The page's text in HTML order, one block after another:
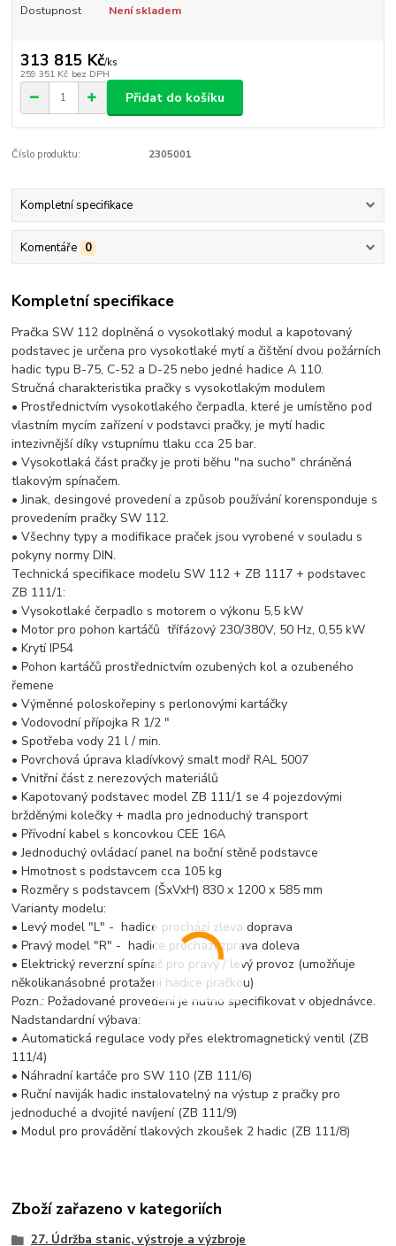
Dostupnost Není skladem
313 815 Kč/ks
259 351 Kč bez DPH
Přidat do košíku
Číslo produktu: 2305001
Kompletní specifikace
Komentáře 0
Kompletní specifikace
Pračka SW 112 doplněná o vysokotlaký modul a kapotovaný
podstavec je určena pro vysokotlaké mytí a čištění dvou požárních
hadic typu B-75, C-52 a D-25 nebo jedné hadice A 110.
Stručná charakteristika pračky s vysokotlakým modulem
• Prostřednictvím vysokotlakého čerpadla, které je umístěno pod
vlastním mycím zařízení v podstavci pračky, je mytí hadic
intezivnější díky vstupnímu tlaku cca 25 bar.
• Vysokotlaká část pračky je proti běhu "na sucho" chráněná
tlakovým spínačem.
• Jinak, desingové provedení a způsob používání korensponduje s
provedením pračky SW 112.
• Všechny typy a modifikace praček jsou vyrobené v souladu s
pokyny normy DIN.
Technická specifikace modelu SW 112 + ZB 1117 + podstavec
ZB 111/1:
• Vysokotlaké čerpadlo s motorem o výkonu 5,5 kW
• Motor pro pohon kartáčů třífázový 230/380V, 50 Hz, 0,55 kW
• Krytí IP54
• Pohon kartáčů prostřednictvím ozubených kol a ozubeného
řemene
• Výměnné poloskořepiny s perlonovými kartáčky
• Vodovodní přípojka R 1/2 "
• Spotřeba vody 21 l / min.
• Povrchová úprava kladívkový smalt modř RAL 5007
• Vnitřní část z nerezových materiálů
• Kapotovaný podstavec model ZB 111/1 se 4 pojezdovými
bržděnými kolečky + madla pro jednoduchý transport
• Přívodní kabel s koncovkou CEE 16A
• Jednoduchý ovládací panel na boční stěně podstavce
• Hmotnost s podstavcem cca 105 kg
• Rozměry s podstavcem (ŠxVxH) 830 x 1200 x 585 mm
Varianty modelu:
• Levý model "L" - hadice prochází zleva doprava
• Pravý model "R" - hadice prochází zprava doleva
• Elektrický reverzní spínač pro pravý / levý provoz (umožňuje
několikanásobné protažení hadice pračkou)
Pozn.: Požadované provedení je nutno specifikovat v objednávce.
Nadstandardní výbava:
• Automatická regulace vody přes elektromagnetický ventil (ZB
111/4)
• Náhradní kartáče pro SW 110 (ZB 111/6)
• Ruční naviják hadic instalovatelný na výstup z pračky pro
jednoduché a dvojité navíjení (ZB 111/9)
• Modul pro provádění tlakových zkoušek 2 hadic (ZB 111/8)
Zboží zařazeno v kategoriích
27. Údržba stanic, výstroje a výzbroje